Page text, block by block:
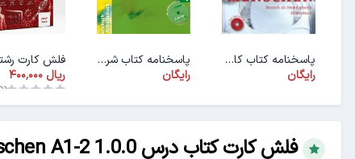
پاسخنامه کتاب کار ArbeitsbuchMenschen A1.1
رایگان
پاسخنامه کتاب شریته ۱ (PDF)
رایگان
(0)
فلش کارت کتاب درس Menschen A1-2 1.0.0